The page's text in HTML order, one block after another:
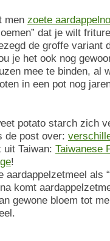
men zoete
dat je wilt
de groffe variant
je het ook nog
mee te binden, al
in een pot nog
potato starch zich
de post over:
Taiwan: Taiwanese
!
aardappelzetmeel als
komt
gewone bloem tot